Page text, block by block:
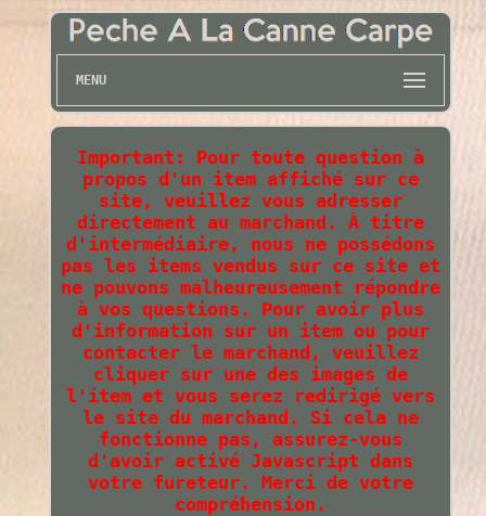
MENU
Important: Pour toute question à
propos d'un item affiché sur ce
site, veuillez vous adresser
directement au marchand. À titre
d'intermédiaire, nous ne possédons
pas les items vendus sur ce site et
ne pouvons malheureusement répondre
à vos questions. Pour avoir plus
d'information sur un item ou pour
contacter le marchand, veuillez
cliquer sur une des images de
l'item et vous serez redirigé vers
le site du marchand. Si cela ne
fonctionne pas, assurez-vous
d'avoir activé Javascript dans
votre fureteur. Merci de votre
compréhension.